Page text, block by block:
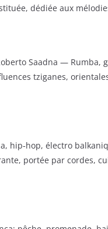
dédiée aux
Saadna — Rumba,
tziganes,
hip‑hop, électro
portée par cordes,